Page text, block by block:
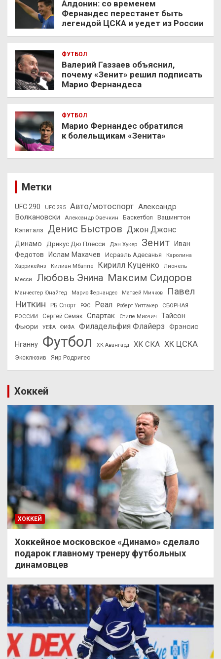
Алдонин: со временем
Фернандес перестанет быть
легендой ЦСКА и уедет из России
ФУТБОЛ
Валерий Газзаев объяснил,
почему «Зенит» решил подписать
Марио Фернандеса
ФУТБОЛ
Марио Фернандес обратился
к болельщикам «Зенита»
Метки
UFC 290 UFC 295 Авто/мотоспорт Александр
Волкановски
Александр Овечкин Баскетбол
Вашингтон
Кэпиталз
Денис Быстров Джон Джонс
Динамо Дрикус Дю Плесси Дэн Хукер Зенит
Иван
Федотов
Ислам Махачев Исраэль Адесанья
Каролина
Харрикейнз
Килиан Мбаппе Кирилл Куценко
Лионель
Месси
Любовь Энина Максим Сидоров
Манчестер Юнайтед Марио Фернандес Матвей Мичков
Павел
Ниткин
РБ Спорт РФС Реал Роберт Уиттакер
СБОРНАЯ
РОССИИ
Сергей Семак Спартак Стипе Миочич
Тайсон
Фьюри
УЕФА ФИФА Филадельфия Флайерз Фрэнсис
Нганну Футбол ХК Авангард ХК СКА ХК ЦСКА
Эксклюзив Яир Родригес
Хоккей
ХОККЕЙ
Хоккейное московское «Динамо» сделало
подарок главному тренеру футбольных
динамовцев